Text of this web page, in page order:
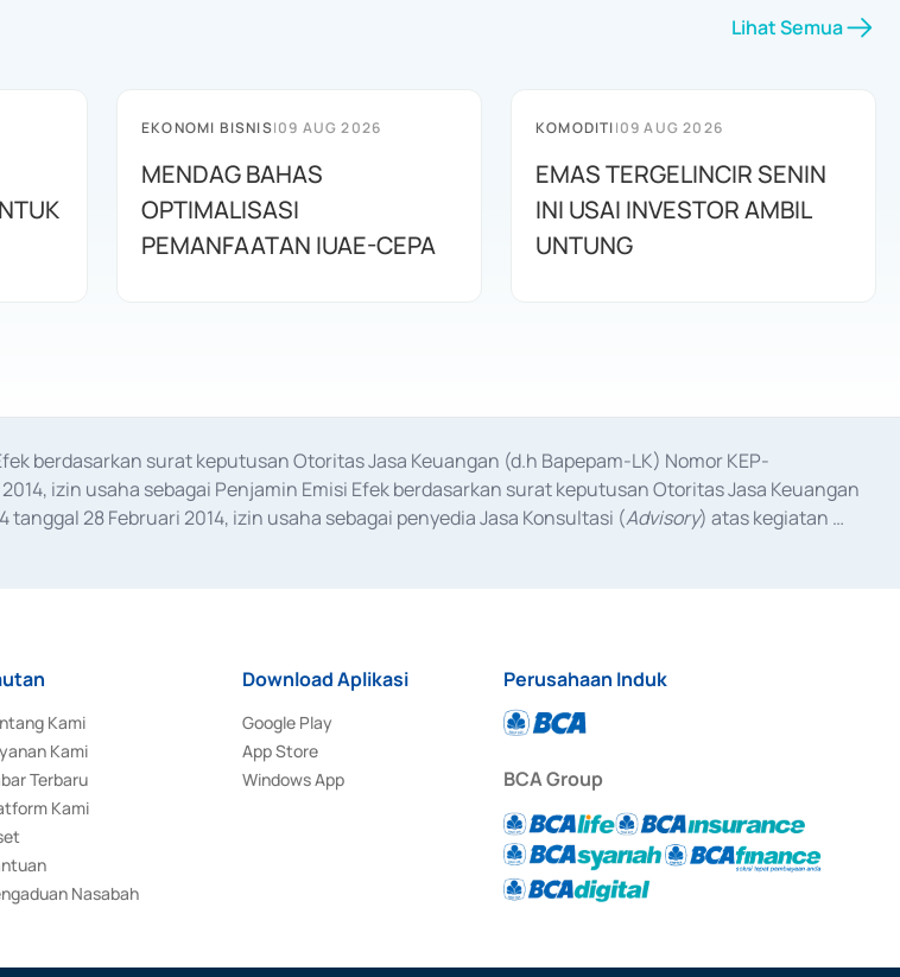
Lihat Semua
EKONOMI BISNIS|09 AUG 2026
MENDAG BAHAS
OPTIMALISASI
PEMANFAATAN IUAE-CEPA
KOMODITI|09 AUG 2026
EMAS TERGELINCIR SENIN
INI USAI INVESTOR AMBIL
UNTUNG
berdasarkan surat keputusan Otoritas Jasa Keuangan (d.h Bapepam-LK) Nomor KEP-
izin usaha sebagai Penjamin Emisi Efek berdasarkan surat keputusan Otoritas Jasa Keuangan
28 Februari 2014, izin usaha sebagai penyedia Jasa Konsultasi (Advisory) atas kegiatan
Kami
Kami
Terbaru
Kami
Nasabah
Download Aplikasi
Google Play
App Store
Windows App
Perusahaan Induk
BCA Group